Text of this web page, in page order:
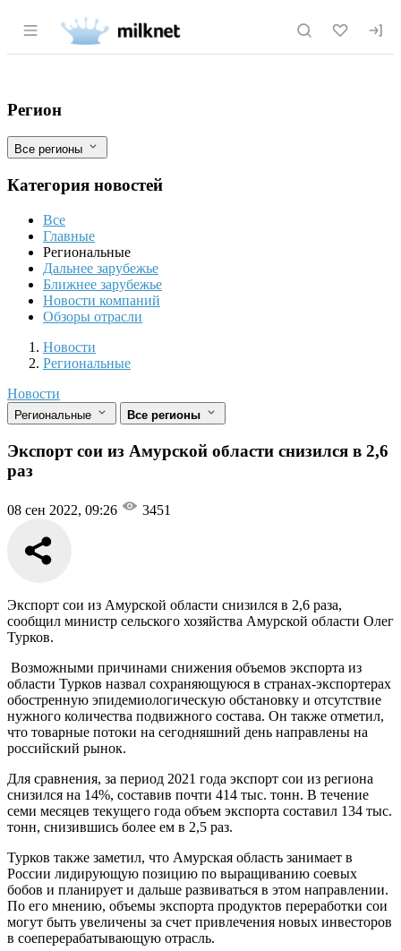
Раздел навигации по сайту milknet.ru
Экспорт сои из Амурской области
Фильтры
Регион
Все регионы
Категория новостей
Все
Главные
Региональные
Дальнее зарубежье
Ближнее зарубежье
Новости компаний
Обзоры отрасли
Новости
Разделы
Новости
Региональные
Новости
Региональные Все регионы
Экспорт сои из Амурской области снизился в 2,6
раз
08 сен 2022, 09:26 3451
Экспорт сои из Амурской области снизился в 2,6 раза,
сообщил министр сельского хозяйства Амурской области Олег
Турков.
Возможными причинами снижения объемов экспорта из
области Турков назвал сохраняющуюся в странах-экспортерах
обостренную эпидемиологическую обстановку и отсутствие
нужного количества подвижного состава. Он также отметил,
что товарные потоки на сегодняшний день направлены на
российский рынок.
Для сравнения, за период 2021 года экспорт сои из региона
снизился на 14%, составив почти 414 тыс. тонн. В течение
семи месяцев текущего года объем экспорта составил 134 тыс.
тонн, снизившись более ем в 2,5 раз.
Турков также заметил, что Амурская область занимает в
России лидирующую позицию по выращиванию соевых
бобов и планирует и дальше развиваться в этом направлении.
По его мнению, объемы экспорта продуктов переработки сои
могут быть увеличены за счет привлечения новых инвесторов
в соеперерабатывающую отрасль.